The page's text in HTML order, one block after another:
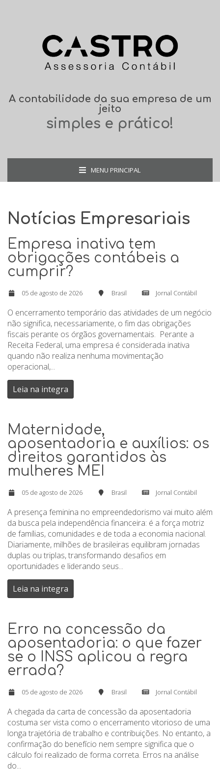
A contabilidade da sua empresa de um
jeito
simples e prático!
MENU PRINCIPAL
Notícias Empresariais
Empresa inativa tem
obrigações contábeis a
cumprir?
05 de agosto de 2026 Brasil Jornal Contábil
O encerramento temporário das atividades de um negócio
não significa, necessariamente, o fim das obrigações
fiscais perante os órgãos governamentais. Perante a
Receita Federal, uma empresa é considerada inativa
quando não realiza nenhuma movimentação
operacional,...
Leia na integra
Maternidade,
aposentadoria e auxílios: os
direitos garantidos às
mulheres MEI
05 de agosto de 2026 Brasil Jornal Contábil
A presença feminina no empreendedorismo vai muito além
da busca pela independência financeira: é a força motriz
de famílias, comunidades e de toda a economia nacional.
Diariamente, milhões de brasileiras equilibram jornadas
duplas ou triplas, transformando desafios em
oportunidades e liderando seus...
Leia na integra
Erro na concessão da
aposentadoria: o que fazer
se o INSS aplicou a regra
errada?
05 de agosto de 2026 Brasil Jornal Contábil
A chegada da carta de concessão da aposentadoria
costuma ser vista como o encerramento vitorioso de uma
longa trajetória de trabalho e contribuições. No entanto, a
confirmação do benefício nem sempre significa que o
cálculo foi realizado de forma correta. Erros na análise
do...